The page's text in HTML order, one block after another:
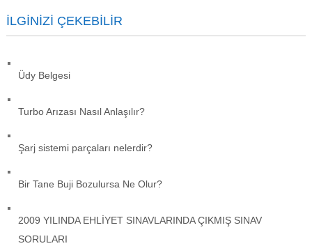
İLGINIZI ÇEKEBILIR
Üdy Belgesi
Turbo Arızası Nasıl Anlaşılır?
Şarj sistemi parçaları nelerdir?
Bir Tane Buji Bozulursa Ne Olur?
2009 YILINDA EHLİYET SINAVLARINDA ÇIKMIŞ SINAV
SORULARI